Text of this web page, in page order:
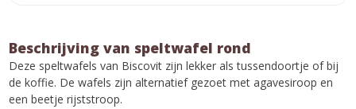
Beschrijving van speltwafel rond
Deze speltwafels van Biscovit zijn lekker als tussendoortje of bij
de koffie. De wafels zijn alternatief gezoet met agavesiroop en
een beetje rijststroop.